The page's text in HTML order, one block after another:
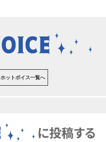
ホットボイス一覧へ